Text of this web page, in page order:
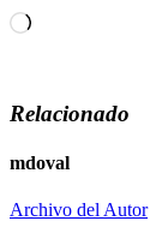
Cargando...
Relacionado
mdoval
Archivo del Autor